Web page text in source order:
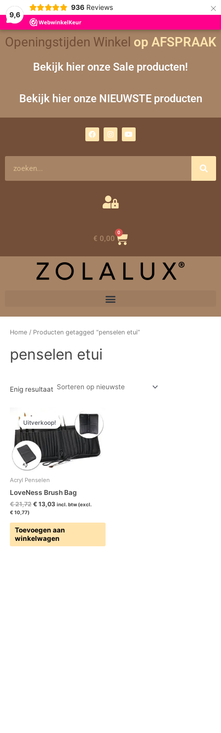
9,6
936 Reviews ×
Openingstijden Winkel op AFSPRAAK
Bekijk hier onze Sale producten!
Bekijk hier onze NIEUWSTE producten
a
c
n
s
m
o
u
€ 0,00
0
Winkelwagen
Home / Producten getagged “penselen etui”
penselen etui
Enig resultaat
Uitverkoop!
Acryl Penselen
LoveNess Brush Bag
€21,72
prijs
was:
€ 21,72.
€ 13,03
prijs
is:
€ 13,03.
incl. btw (excl.
€ 10,77)
Toevoegen aan
winkelwagen